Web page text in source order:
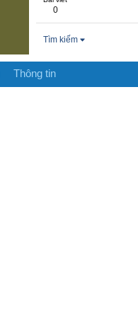
0
Tìm kiếm
Thông tin